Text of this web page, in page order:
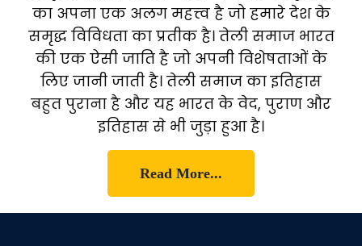
का अपना एक अलग महत्त्व है जो हमारे देश के
समृद्ध विविधता का प्रतीक है। तेली समाज भारत
की एक ऐसी जाति है जो अपनी विशेषताओं के
लिए जानी जाती है। तेली समाज का इतिहास
बहुत पुराना है और यह भारत के वेद, पुराण और
इतिहास से भी जुड़ा हुआ है।
Read More...